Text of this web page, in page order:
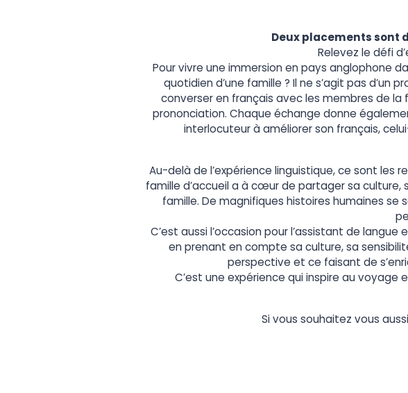
Deux placements sont
Relevez le défi
Pour vivre une immersion en pays anglophone
quotidien d’une famille ? Il ne s’agit pas d’un
converser en français avec les membres de la
prononciation. Chaque échange donne
interlocuteur à améliorer son français,
Au-delà de l’expérience linguistique, ce sont les
famille d’accueil a à cœur de partager sa
famille. De magnifiques histoires humaines
C’est aussi l’occasion pour l’assistant de
en prenant en compte sa culture, sa
perspective et ce faisant de
C’est une expérience qui inspire au
Si vous souhaitez vous